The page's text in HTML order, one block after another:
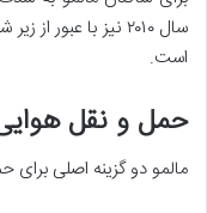
سال ۲۰۱۰ نیز با
است.
حمل و نقل
مالمو دو گزینه اصلی برای